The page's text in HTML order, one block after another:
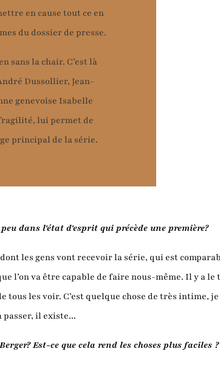
en cause tout ce en
du dossier de presse.
sans la chair. C’est là
Dussollier, Jean-
genevoise Isabelle
lui permet de
principal de la série.
dans l'état d'esprit qui précède une première?
les gens vont recevoir la série, qui est
l’on va être capable de faire nous-même. Il y a le
tous les voir. C’est quelque chose de très intime,
passer, il existe...
Est-ce que cela rend les choses plus faciles ?